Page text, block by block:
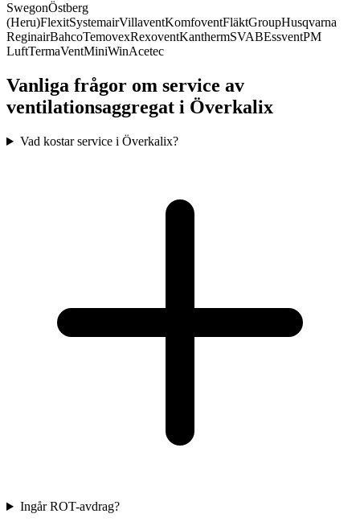
SwegonÖstberg
(Heru)FlexitSystemairVillaventKomfoventFläktGroupHusqvarna
ReginairBahcoTemovexRexoventKanthermSVABEssventPM
LuftTermaVentMiniWinAcetec
Vanliga frågor om service av
ventilationsaggregat i Överkalix
Vad kostar service i Överkalix?
Ingår ROT-avdrag?